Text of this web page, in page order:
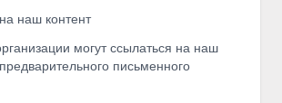
наш контент
могут ссылаться на наш
письменного